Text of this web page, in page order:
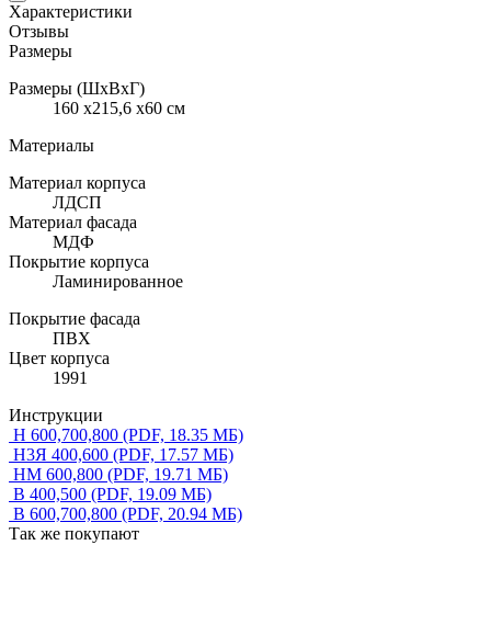
Характеристики
Отзывы
Размеры
Размеры (ШхВхГ)
160 x215,6 x60 см
Материалы
Материал корпуса
ЛДСП
Материал фасада
МДФ
Покрытие корпуса
Ламинированное
Покрытие фасада
ПВХ
Цвет корпуса
1991
Инструкции
Н 600,700,800 (PDF, 18.35 МБ)
Н3Я 400,600 (PDF, 17.57 МБ)
НМ 600,800 (PDF, 19.71 МБ)
В 400,500 (PDF, 19.09 МБ)
В 600,700,800 (PDF, 20.94 МБ)
Так же покупают